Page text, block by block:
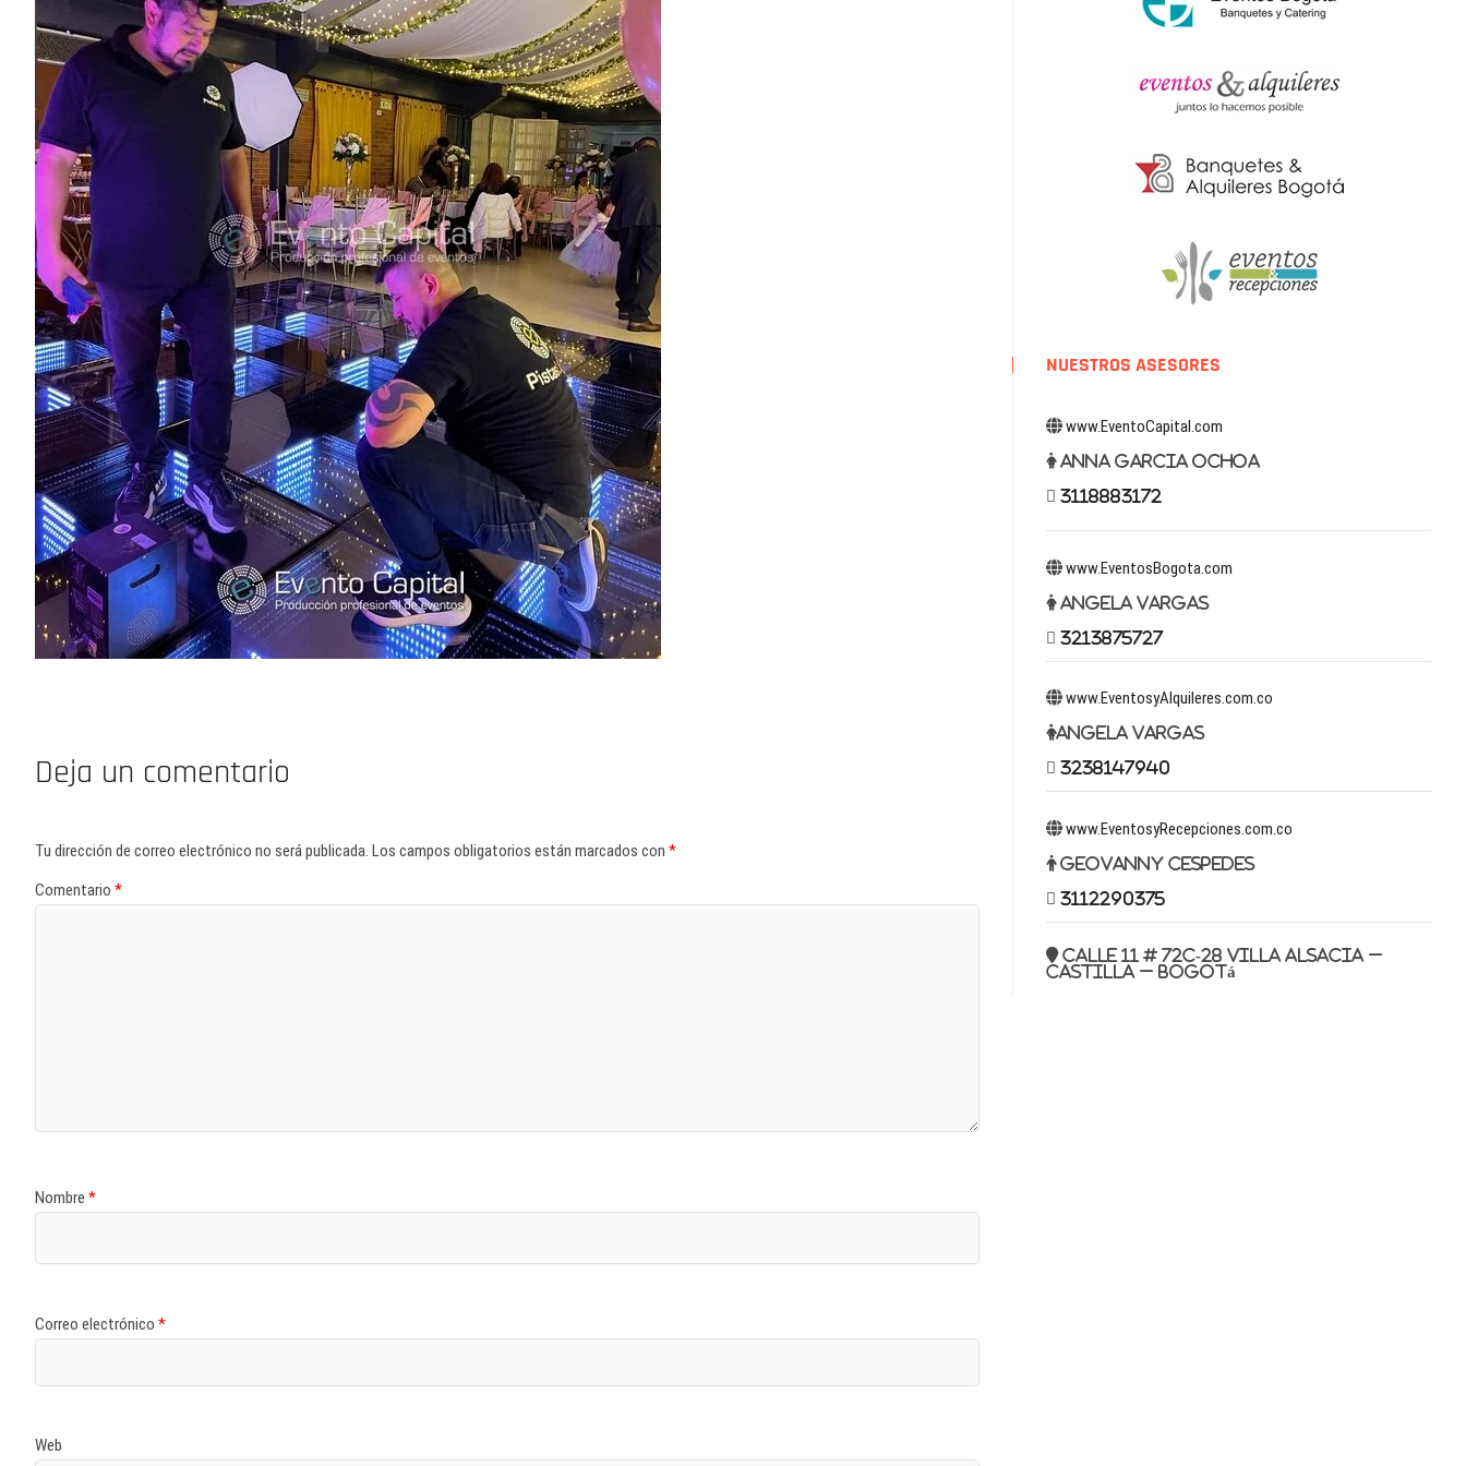
Deja un comentario
Tu dirección de correo electrónico no será publicada. Los campos obligatorios están marcados con *
Comentario *
Nombre *
Correo electrónico *
Web
NUESTROS ASESORES
www.EventoCapital.com
Anna Garcia Ochoa
3118883172
www.EventosBogota.com
Angela Vargas
3213875727
www.EventosyAlquileres.com.co
Angela Vargas
3238147940
www.EventosyRecepciones.com.co
Geovanny Cespedes
3112290375
Calle 11 # 72c-28 Villa Alsacia –
Castilla – Bogotá